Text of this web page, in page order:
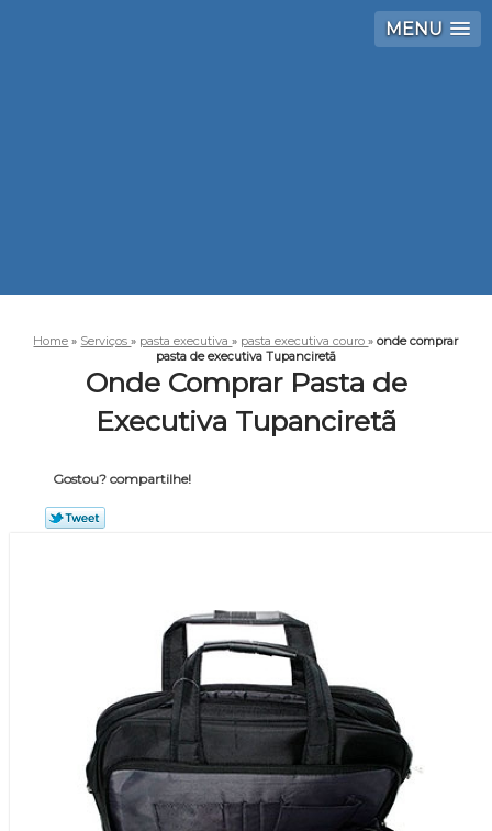
MENU
Home » Serviços» pasta executiva» pasta executiva couro»onde comprar
pasta de executiva Tupanciretã
Onde Comprar Pasta de
Executiva Tupanciretã
Gostou? compartilhe!